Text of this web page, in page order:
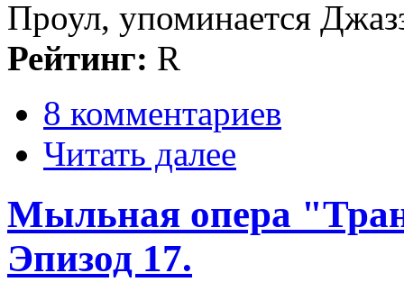
Проул, упоминается
Рейтинг: R
8 комментариев
Читать далее
Мыльная опера
Эпизод 17.